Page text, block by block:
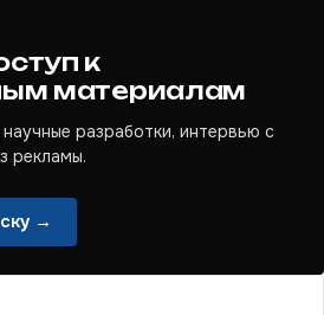
к
материалам
разработки, интервью с
рекламы.
→